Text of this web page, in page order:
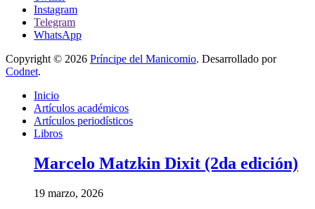
Instagram
Telegram
WhatsApp
Copyright © 2026 Príncipe del Manicomio. Desarrollado por
Codnet.
Inicio
Artículos académicos
Artículos periodísticos
Libros
Marcelo Matzkin Dixit (2da edición)
19 marzo, 2026